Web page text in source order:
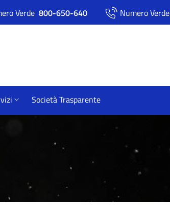
Verde 800-650-640 Numero Verde
Società Trasparente